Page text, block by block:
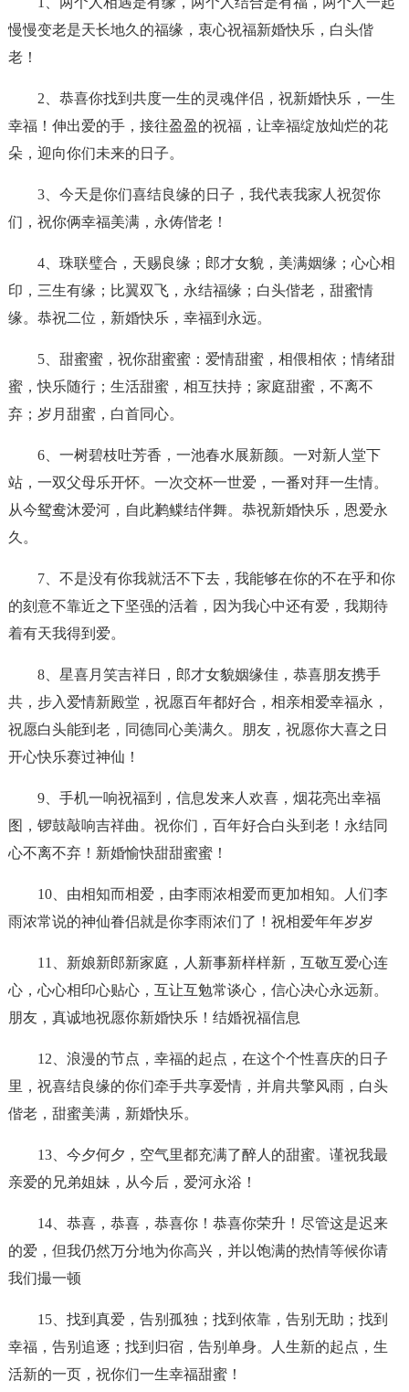
慢慢变老是天长地久的福缘，衷心祝福新婚快乐，白头偕
老！
2、恭喜你找到共度一生的灵魂伴侣，祝新婚快乐，一生
幸福！伸出爱的手，接往盈盈的祝福，让幸福绽放灿烂的花
朵，迎向你们未来的日子。
3、今天是你们喜结良缘的日子，我代表我家人祝贺你
们，祝你俩幸福美满，永俦偕老！
4、珠联璧合，天赐良缘；郎才女貌，美满姻缘；心心相
印，三生有缘；比翼双飞，永结福缘；白头偕老，甜蜜情
缘。恭祝二位，新婚快乐，幸福到永远。
5、甜蜜蜜，祝你甜蜜蜜：爱情甜蜜，相偎相依；情绪甜
蜜，快乐随行；生活甜蜜，相互扶持；家庭甜蜜，不离不
弃；岁月甜蜜，白首同心。
6、一树碧枝吐芳香，一池春水展新颜。一对新人堂下
站，一双父母乐开怀。一次交杯一世爱，一番对拜一生情。
从今鸳鸯沐爱河，自此鹣鲽结伴舞。恭祝新婚快乐，恩爱永
久。
7、不是没有你我就活不下去，我能够在你的不在乎和你
的刻意不靠近之下坚强的活着，因为我心中还有爱，我期待
着有天我得到爱。
8、星喜月笑吉祥日，郎才女貌姻缘佳，恭喜朋友携手
共，步入爱情新殿堂，祝愿百年都好合，相亲相爱幸福永，
祝愿白头能到老，同德同心美满久。朋友，祝愿你大喜之日
开心快乐赛过神仙！
9、手机一响祝福到，信息发来人欢喜，烟花亮出幸福
图，锣鼓敲响吉祥曲。祝你们，百年好合白头到老！永结同
心不离不弃！新婚愉快甜甜蜜蜜！
10、由相知而相爱，由李雨浓相爱而更加相知。人们李
雨浓常说的神仙眷侣就是你李雨浓们了！祝相爱年年岁岁
11、新娘新郎新家庭，人新事新样样新，互敬互爱心连
心，心心相印心贴心，互让互勉常谈心，信心决心永远新。
朋友，真诚地祝愿你新婚快乐！结婚祝福信息
12、浪漫的节点，幸福的起点，在这个个性喜庆的日子
里，祝喜结良缘的你们牵手共享爱情，并肩共擎风雨，白头
偕老，甜蜜美满，新婚快乐。
13、今夕何夕，空气里都充满了醉人的甜蜜。谨祝我最
亲爱的兄弟姐妹，从今后，爱河永浴！
14、恭喜，恭喜，恭喜你！恭喜你荣升！尽管这是迟来
的爱，但我仍然万分地为你高兴，并以饱满的热情等候你请
我们撮一顿
15、找到真爱，告别孤独；找到依靠，告别无助；找到
幸福，告别追逐；找到归宿，告别单身。人生新的起点，生
活新的一页，祝你们一生幸福甜蜜！